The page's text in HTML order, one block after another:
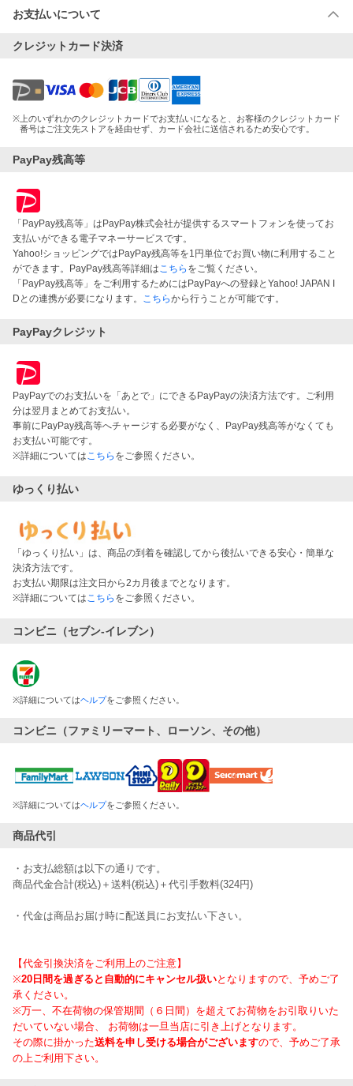
お支払いについて
クレジットカード決済
※ 上のいずれかのクレジットカードでお支払いになると、お客様のクレジットカード
番号はご注文先ストアを経由せず、カード会社に送信されるため安心です。
PayPay残高等
「PayPay残高等」はPayPay株式会社が提供するスマートフォンを使ってお
支払いができる電子マネーサービスです。
Yahoo!ショッピングではPayPay残高等を1円単位でお買い物に利用すること
ができます。PayPay残高等詳細は こちら をご覧ください。
「PayPay残高等」をご利用するためにはPayPayへの登録とYahoo! JAPAN I
Dとの連携が必要になります。
こちらから行うことが可能です。
PayPayクレジット
PayPayでのお支払いを「あとで」にできるPayPayの決済方法です。ご利用
分は翌月まとめてお支払い。
事前にPayPay残高等へチャージする必要がなく、PayPay残高等がなくても
お支払い可能です。
※詳細については こちら をご参照ください。
ゆっくり払い
「ゆっくり払い」は、商品の到着を確認してから後払いできる安心・簡単な
決済方法です。
お支払い期限は注文日から2カ月後までとなります。
※詳細については こちら をご参照ください。
コンビニ（セブン-イレブン）
※詳細についてはヘルプをご参照ください。
コンビニ（ファミリーマート、ローソン、その他）
※詳細についてはヘルプをご参照ください。
商品代引
・お支払総額は以下の通りです。
商品代金合計(税込)＋送料(税込)＋代引手数料(324円)
・代金は商品お届け時に配送員にお支払い下さい。
【代金引換決済をご利用上のご注意】
※20日間を過ぎると自動的にキャンセル扱いとなりますので、予めご了
承ください。
※万一、不在荷物の保管期間（６日間）を超えてお荷物をお引取りいた
だいていない場合、 お荷物は一旦当店に引き上げとなります。
その際に掛かった送料を申し受ける場合がございますので、予めご了承
の上ご利用下さい。